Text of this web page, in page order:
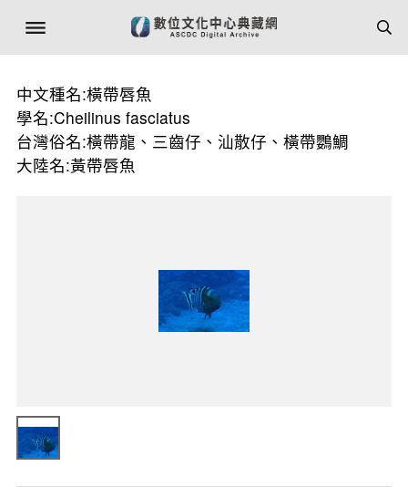
中文種名:橫帶唇魚
學名:Cheilinus fasciatus
台灣俗名:橫帶龍、三齒仔、汕散仔、橫帶鸚鯛
大陸名:黃帶唇魚